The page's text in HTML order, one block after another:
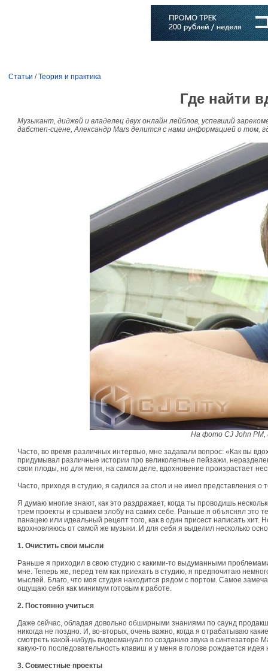
Статьи /Теория и практика
Где найти
Музыкант, диджей и владелец двух онлайн лейблов, успевший
дабстеп-сцене, Александр Mars делится с нами информацией о том,
На фото CJ John PM,
Часто, во время различных интервью, мне задавали вопрос: «Как вы
придумывал различные истории про великолепные пейзажи,
свои плоды, но для меня, на самом деле, вдохновение произрастает
Часто, приходя в студию, я садился за стол и не имел представления о
Я думаю многие знают, как это раздражает, когда ты проводишь
трем проекты и срываем злобу на самих себе. Раньше я объяснял это
панацею или идеальный рецепт того, как в один присест написать хит.
вдохновляюсь от самой же музыки. И для себя я выделил несколько
1. Очистить свои мысли
Раньше я приходил в свою студию с какими-то выдуманными
мне. Теперь же, перед тем как приехать в студию, я предпочитаю
мыслей. Благо, что моя студия находится рядом с портом. Самое
ощущаю себя как минимум готовым к работе.
2. Постоянно учиться
Даже сейчас, обладая довольно обширными знаниями по саунд
никогда не поздно. И, во-вторых, очень важно, когда я отрабатываю
смотреть какой-нибудь видеомануал по созданию звука в
какую-то последовательность клавиш и у меня в голове рождается идея
3. Совместные проекты